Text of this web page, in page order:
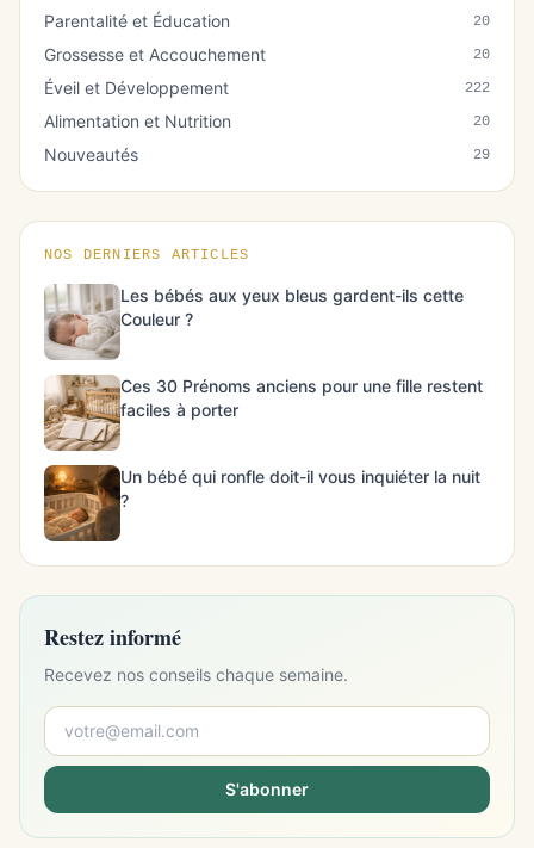
Parentalité et Éducation 20
Grossesse et Accouchement 20
Éveil et Développement 222
Alimentation et Nutrition 20
Nouveautés 29
NOS DERNIERS ARTICLES
Les bébés aux yeux bleus gardent-ils cette
Couleur ?
Ces 30 Prénoms anciens pour une fille restent
faciles à porter
Un bébé qui ronfle doit-il vous inquiéter la nuit
?
Restez informé
Recevez nos conseils chaque semaine.
S'abonner